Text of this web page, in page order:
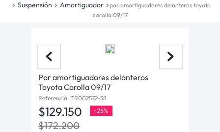
Suspensión Amortiguador
par amortiguadores delanteros toyota
corolla 09/17
Par amortiguadores delanteros
Toyota Corolla 09/17
Referencia: TR002572-38
$129.150 -25%
$172.200